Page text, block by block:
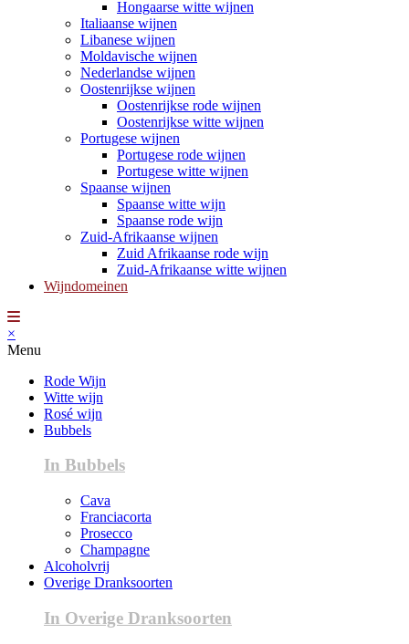
Hongaarse witte wijnen
Italiaanse wijnen
Libanese wijnen
Moldavische wijnen
Nederlandse wijnen
Oostenrijkse wijnen
Oostenrijkse rode wijnen
Oostenrijkse witte wijnen
Portugese wijnen
Portugese rode wijnen
Portugese witte wijnen
Spaanse wijnen
Spaanse witte wijn
Spaanse rode wijn
Zuid-Afrikaanse wijnen
Zuid Afrikaanse rode wijn
Zuid-Afrikaanse witte wijnen
Wijndomeinen
×
Menu
Rode Wijn
Witte wijn
Rosé wijn
Bubbels
In Bubbels
Cava
Franciacorta
Prosecco
Champagne
Alcoholvrij
Overige Dranksoorten
In Overige Dranksoorten